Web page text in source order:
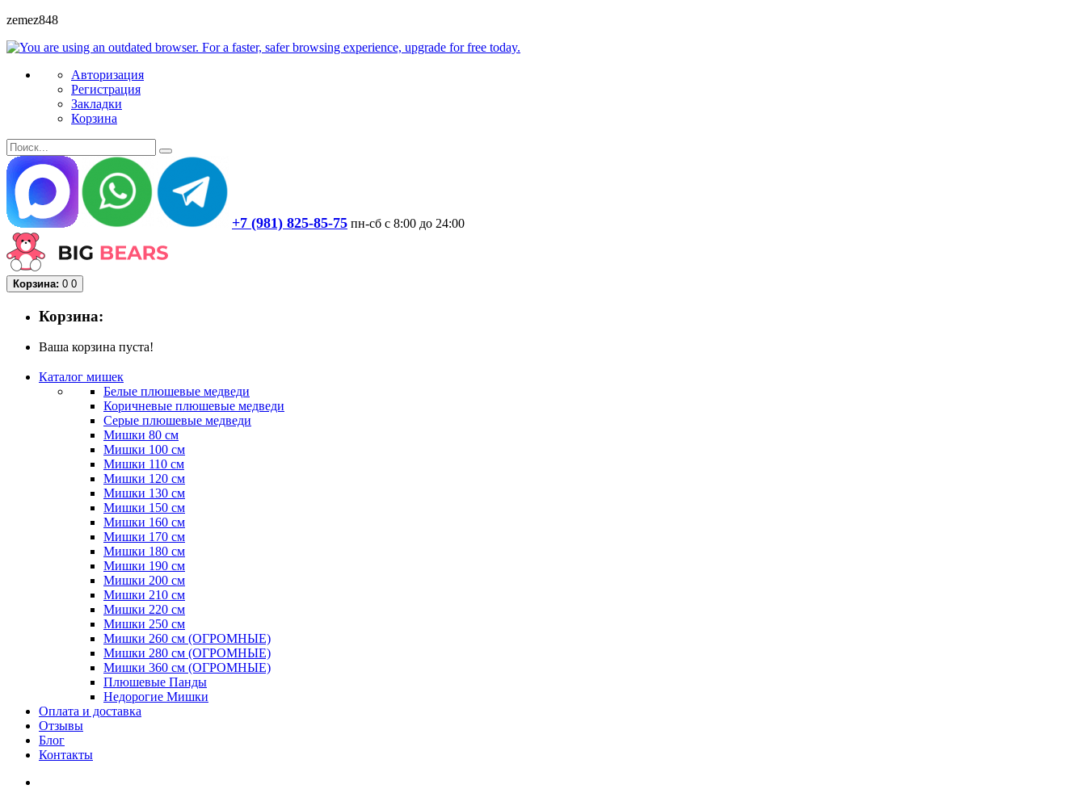
zemez848
Авторизация
Регистрация
Закладки
Корзина
+7 (981) 825-85-75 пн-сб с 8:00 до 24:00
Корзина: 0 0
Корзина:
Ваша корзина пуста!
Каталог мишек
Белые плюшевые медведи
Коричневые плюшевые медведи
Серые плюшевые медведи
Мишки 80 см
Мишки 100 см
Мишки 110 см
Мишки 120 см
Мишки 130 см
Мишки 150 см
Мишки 160 см
Мишки 170 см
Мишки 180 см
Мишки 190 см
Мишки 200 см
Мишки 210 см
Мишки 220 см
Мишки 250 см
Мишки 260 см (ОГРОМНЫЕ)
Мишки 280 см (ОГРОМНЫЕ)
Мишки 360 см (ОГРОМНЫЕ)
Плюшевые Панды
Недорогие Мишки
Оплата и доставка
Отзывы
Блог
Контакты